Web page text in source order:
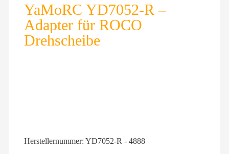
YaMoRC YD7052-R –
Adapter für ROCO
Drehscheibe
Herstellernummer: YD7052-R - 4888